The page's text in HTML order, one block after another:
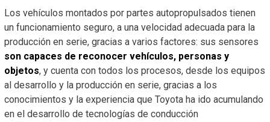
Los vehículos montados por partes autopropulsados tienen
un funcionamiento seguro, a una velocidad adecuada para la
producción en serie, gracias a varios factores: sus sensores
son capaces de reconocer vehículos, personas y
objetos, y cuenta con todos los procesos, desde los equipos
al desarrollo y la producción en serie, gracias a los
conocimientos y la experiencia que Toyota ha ido acumulando
en el desarrollo de tecnologías de conducción